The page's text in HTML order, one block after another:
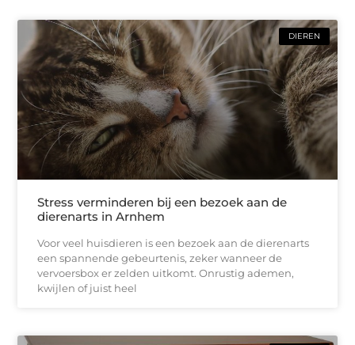
DIEREN
Stress verminderen bij een bezoek aan de
dierenarts in Arnhem
Voor veel huisdieren is een bezoek aan de dierenarts
een spannende gebeurtenis, zeker wanneer de
vervoersbox er zelden uitkomt. Onrustig ademen,
kwijlen of juist heel